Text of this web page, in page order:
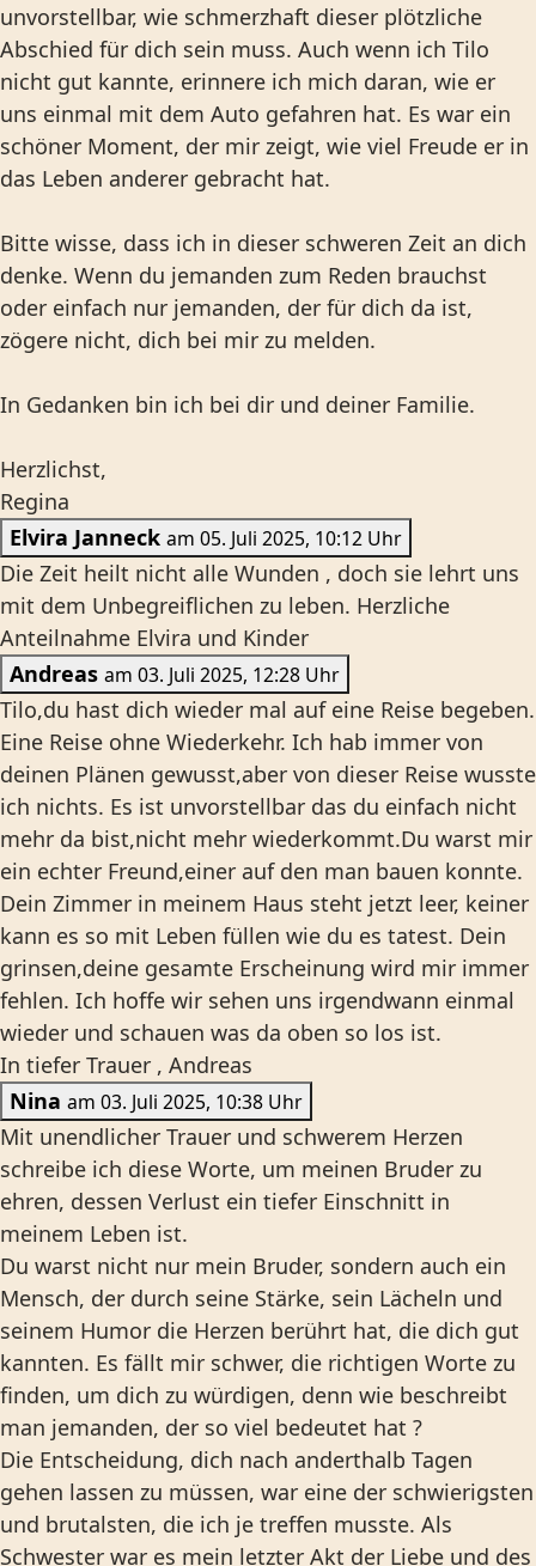
unvorstellbar, wie schmerzhaft dieser plötzliche
Abschied für dich sein muss. Auch wenn ich Tilo
nicht gut kannte, erinnere ich mich daran, wie er
uns einmal mit dem Auto gefahren hat. Es war ein
schöner Moment, der mir zeigt, wie viel Freude er in
das Leben anderer gebracht hat.
Bitte wisse, dass ich in dieser schweren Zeit an dich
denke. Wenn du jemanden zum Reden brauchst
oder einfach nur jemanden, der für dich da ist,
zögere nicht, dich bei mir zu melden.
In Gedanken bin ich bei dir und deiner Familie.
Herzlichst,
Regina
Elvira Janneck
am 05. Juli 2025, 10:12 Uhr
Die Zeit heilt nicht alle Wunden , doch sie lehrt uns
mit dem Unbegreiflichen zu leben. Herzliche
Anteilnahme Elvira und Kinder
Andreas
am 03. Juli 2025, 12:28 Uhr
Tilo,du hast dich wieder mal auf eine Reise begeben.
Eine Reise ohne Wiederkehr. Ich hab immer von
deinen Plänen gewusst,aber von dieser Reise wusste
ich nichts. Es ist unvorstellbar das du einfach nicht
mehr da bist,nicht mehr wiederkommt.Du warst mir
ein echter Freund,einer auf den man bauen konnte.
Dein Zimmer in meinem Haus steht jetzt leer, keiner
kann es so mit Leben füllen wie du es tatest. Dein
grinsen,deine gesamte Erscheinung wird mir immer
fehlen. Ich hoffe wir sehen uns irgendwann einmal
wieder und schauen was da oben so los ist.
In tiefer Trauer , Andreas
Nina
am 03. Juli 2025, 10:38 Uhr
Mit unendlicher Trauer und schwerem Herzen
schreibe ich diese Worte, um meinen Bruder zu
ehren, dessen Verlust ein tiefer Einschnitt in
meinem Leben ist.
Du warst nicht nur mein Bruder, sondern auch ein
Mensch, der durch seine Stärke, sein Lächeln und
seinem Humor die Herzen berührt hat, die dich gut
kannten. Es fällt mir schwer, die richtigen Worte zu
finden, um dich zu würdigen, denn wie beschreibt
man jemanden, der so viel bedeutet hat ?
Die Entscheidung, dich nach anderthalb Tagen
gehen lassen zu müssen, war eine der schwierigsten
und brutalsten, die ich je treffen musste. Als
Schwester war es mein letzter Akt der Liebe und des